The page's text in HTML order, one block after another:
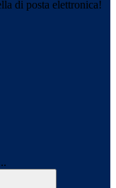
di posta elettronica!